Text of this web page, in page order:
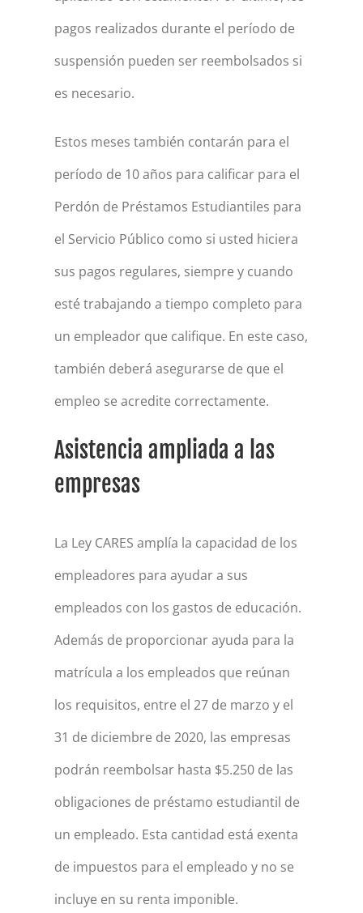
pagos realizados durante el período de
suspensión pueden ser reembolsados si
es necesario.
Estos meses también contarán para el
período de 10 años para calificar para el
Perdón de Préstamos Estudiantiles para
el Servicio Público como si usted hiciera
sus pagos regulares, siempre y cuando
esté trabajando a tiempo completo para
un empleador que califique. En este caso,
también deberá asegurarse de que el
empleo se acredite correctamente.
Asistencia ampliada a las
empresas
La Ley CARES amplía la capacidad de los
empleadores para ayudar a sus
empleados con los gastos de educación.
Además de proporcionar ayuda para la
matrícula a los empleados que reúnan
los requisitos, entre el 27 de marzo y el
31 de diciembre de 2020, las empresas
podrán reembolsar hasta $5.250 de las
obligaciones de préstamo estudiantil de
un empleado. Esta cantidad está exenta
de impuestos para el empleado y no se
incluye en su renta imponible.